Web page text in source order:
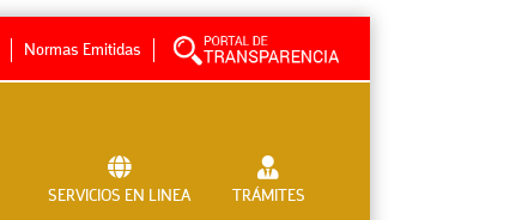
Normas Emitidas
SERVICIOS EN LINEA TRÁMITES